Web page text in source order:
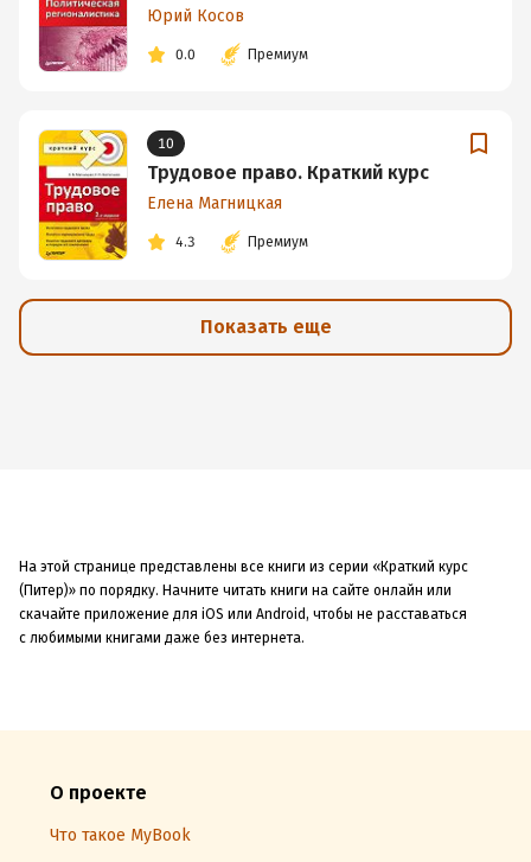
Юрий Косов
0.0 Премиум
10
Трудовое право. Краткий курс
Елена Магницкая
4.3 Премиум
Показать еще
На этой странице представлены все книги из серии «Краткий курс
(Питер)» по порядку. Начните читать книги на сайте онлайн или
скачайте приложение для iOS или Android, чтобы не расставаться
с любимыми книгами даже без интернета.
О проекте
Что такое MyBook